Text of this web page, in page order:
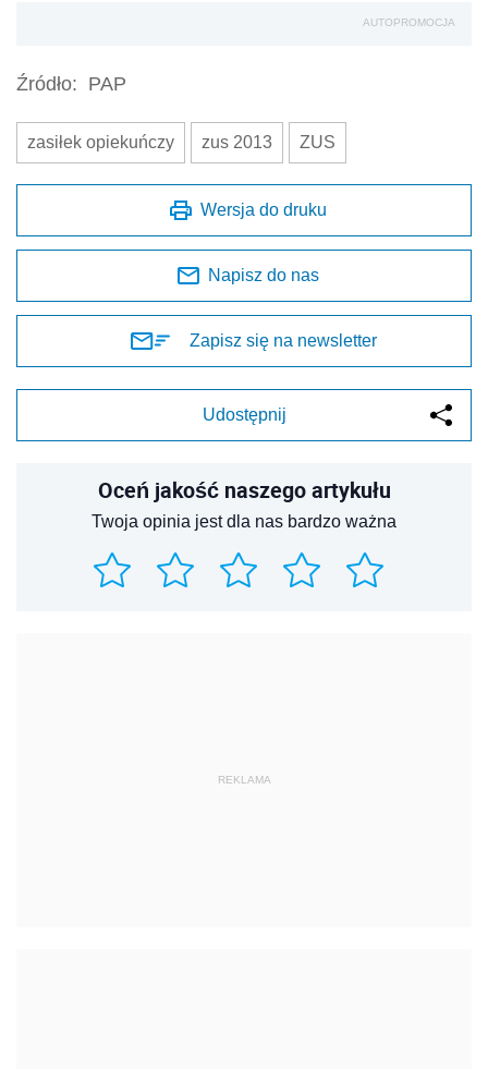
AUTOPROMOCJA
Źródło: PAP
zasiłek opiekuńczy zus 2013 ZUS
Wersja do druku
Napisz do nas
Zapisz się na newsletter
Udostępnij
Oceń jakość naszego artykułu
Twoja opinia jest dla nas bardzo ważna
REKLAMA